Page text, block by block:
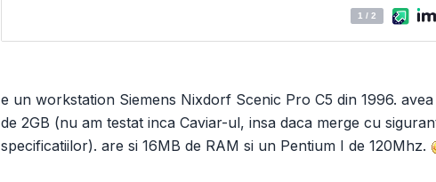
e un workstation Siemens Nixdorf Scenic Pro C5 din 1996.
de 2GB (nu am testat inca Caviar-ul, insa daca merge cu
specificatiilor). are si 16MB de RAM si un Pentium I de 120Mhz.